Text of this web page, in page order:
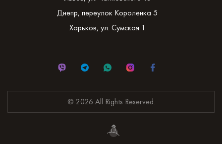
Днепр, переулок Короленка 5
Харьков, ул. Сумская 1
© 2026 All Rights Reserved.